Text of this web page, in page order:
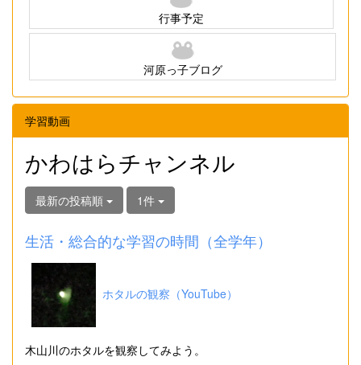
行事予定
河原っ子ブログ
学習動画
かわはらチャンネル
最新の投稿順 1件
生活・総合的な学習の時間（全学年）
ホタルの観察（YouTube）
木山川のホタルを観察してみよう。